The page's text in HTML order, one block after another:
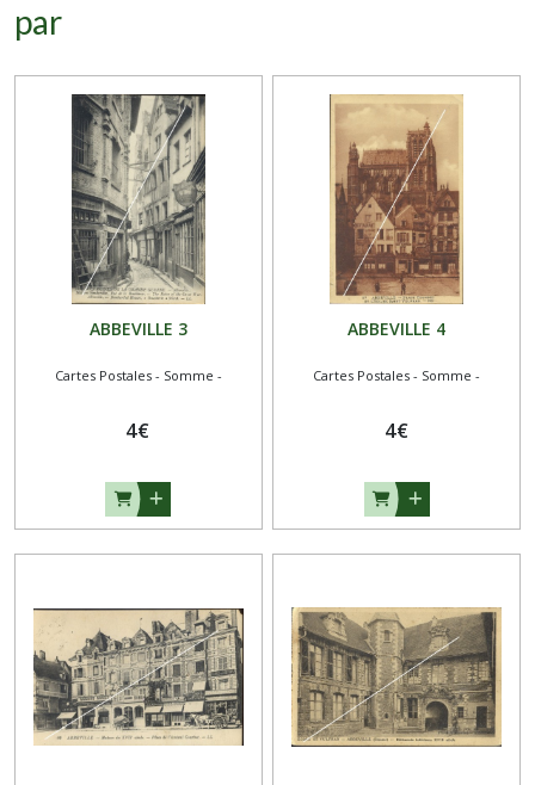
par
ABBEVILLE 3
Cartes Postales - Somme -
4€
ABBEVILLE 4
Cartes Postales - Somme -
4€